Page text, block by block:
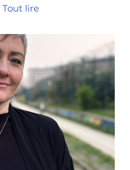
Tout lire